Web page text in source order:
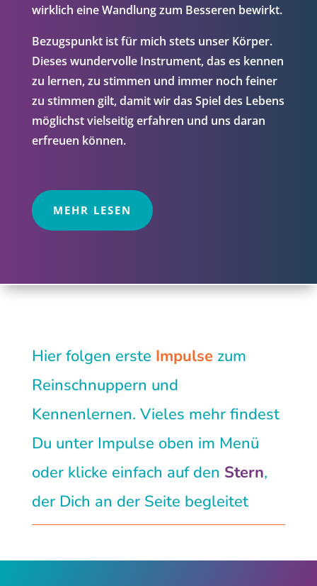
wirklich eine Wandlung zum Besseren bewirkt.
Bezugspunkt ist für mich stets unser Körper.
Dieses wundervolle Instrument, das es kennen
zu lernen, zu stimmen und immer noch feiner
zu stimmen gilt, damit wir das Spiel des Lebens
möglichst vielseitig erfahren und uns daran
erfreuen können.
MEHR LESEN
Hier folgen erste Impulsezum
Reinschnuppern und
Kennenlernen. Vieles mehr findest
Du unter Impulse oben im Menü
oder klicke einfach auf den Stern,
der Dich an der Seite begleitet